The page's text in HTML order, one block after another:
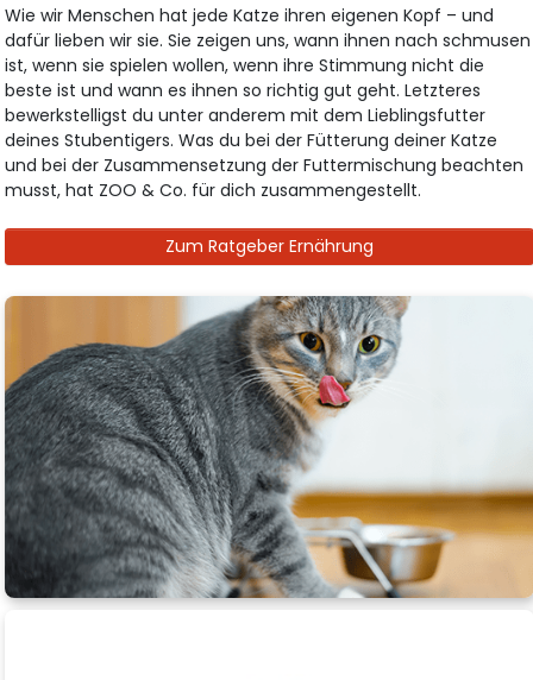
Wie wir Menschen hat jede Katze ihren eigenen Kopf – und
dafür lieben wir sie. Sie zeigen uns, wann ihnen nach schmusen
ist, wenn sie spielen wollen, wenn ihre Stimmung nicht die
beste ist und wann es ihnen so richtig gut geht. Letzteres
bewerkstelligst du unter anderem mit dem Lieblingsfutter
deines Stubentigers. Was du bei der Fütterung deiner Katze
und bei der Zusammensetzung der Futtermischung beachten
musst, hat ZOO & Co. für dich zusammengestellt.
Zum Ratgeber Ernährung